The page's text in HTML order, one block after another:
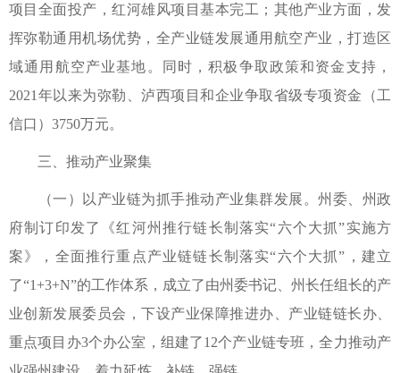
项目全面投产，红河雄风项目基本完工；其他产业方面，发
挥弥勒通用机场优势，全产业链发展通用航空产业，打造区
域通用航空产业基地。同时，积极争取政策和资金支持，
2021年以来为弥勒、泸西项目和企业争取省级专项资金（工
信口）3750万元。
三、推动产业聚集
（一）以产业链为抓手推动产业集群发展。州委、州政
府制订印发了《红河州推行链长制落实“六个大抓”实施方
案》，全面推行重点产业链链长制落实“六个大抓”，建立
了“1+3+N”的工作体系，成立了由州委书记、州长任组长的产
业创新发展委员会，下设产业保障推进办、产业链链长办、
重点项目办3个办公室，组建了12个产业链专班，全力推动产